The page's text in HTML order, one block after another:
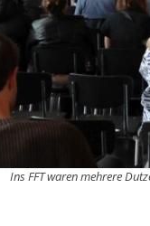
Ins FFT waren mehrere